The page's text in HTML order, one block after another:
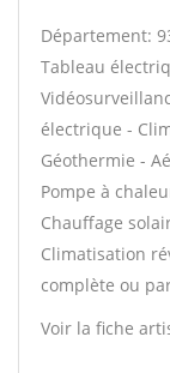
Département:
Tableau
électrique -
Géothermie -
Pompe à
Chauffage
Climatisation
complète ou
Voir la fiche